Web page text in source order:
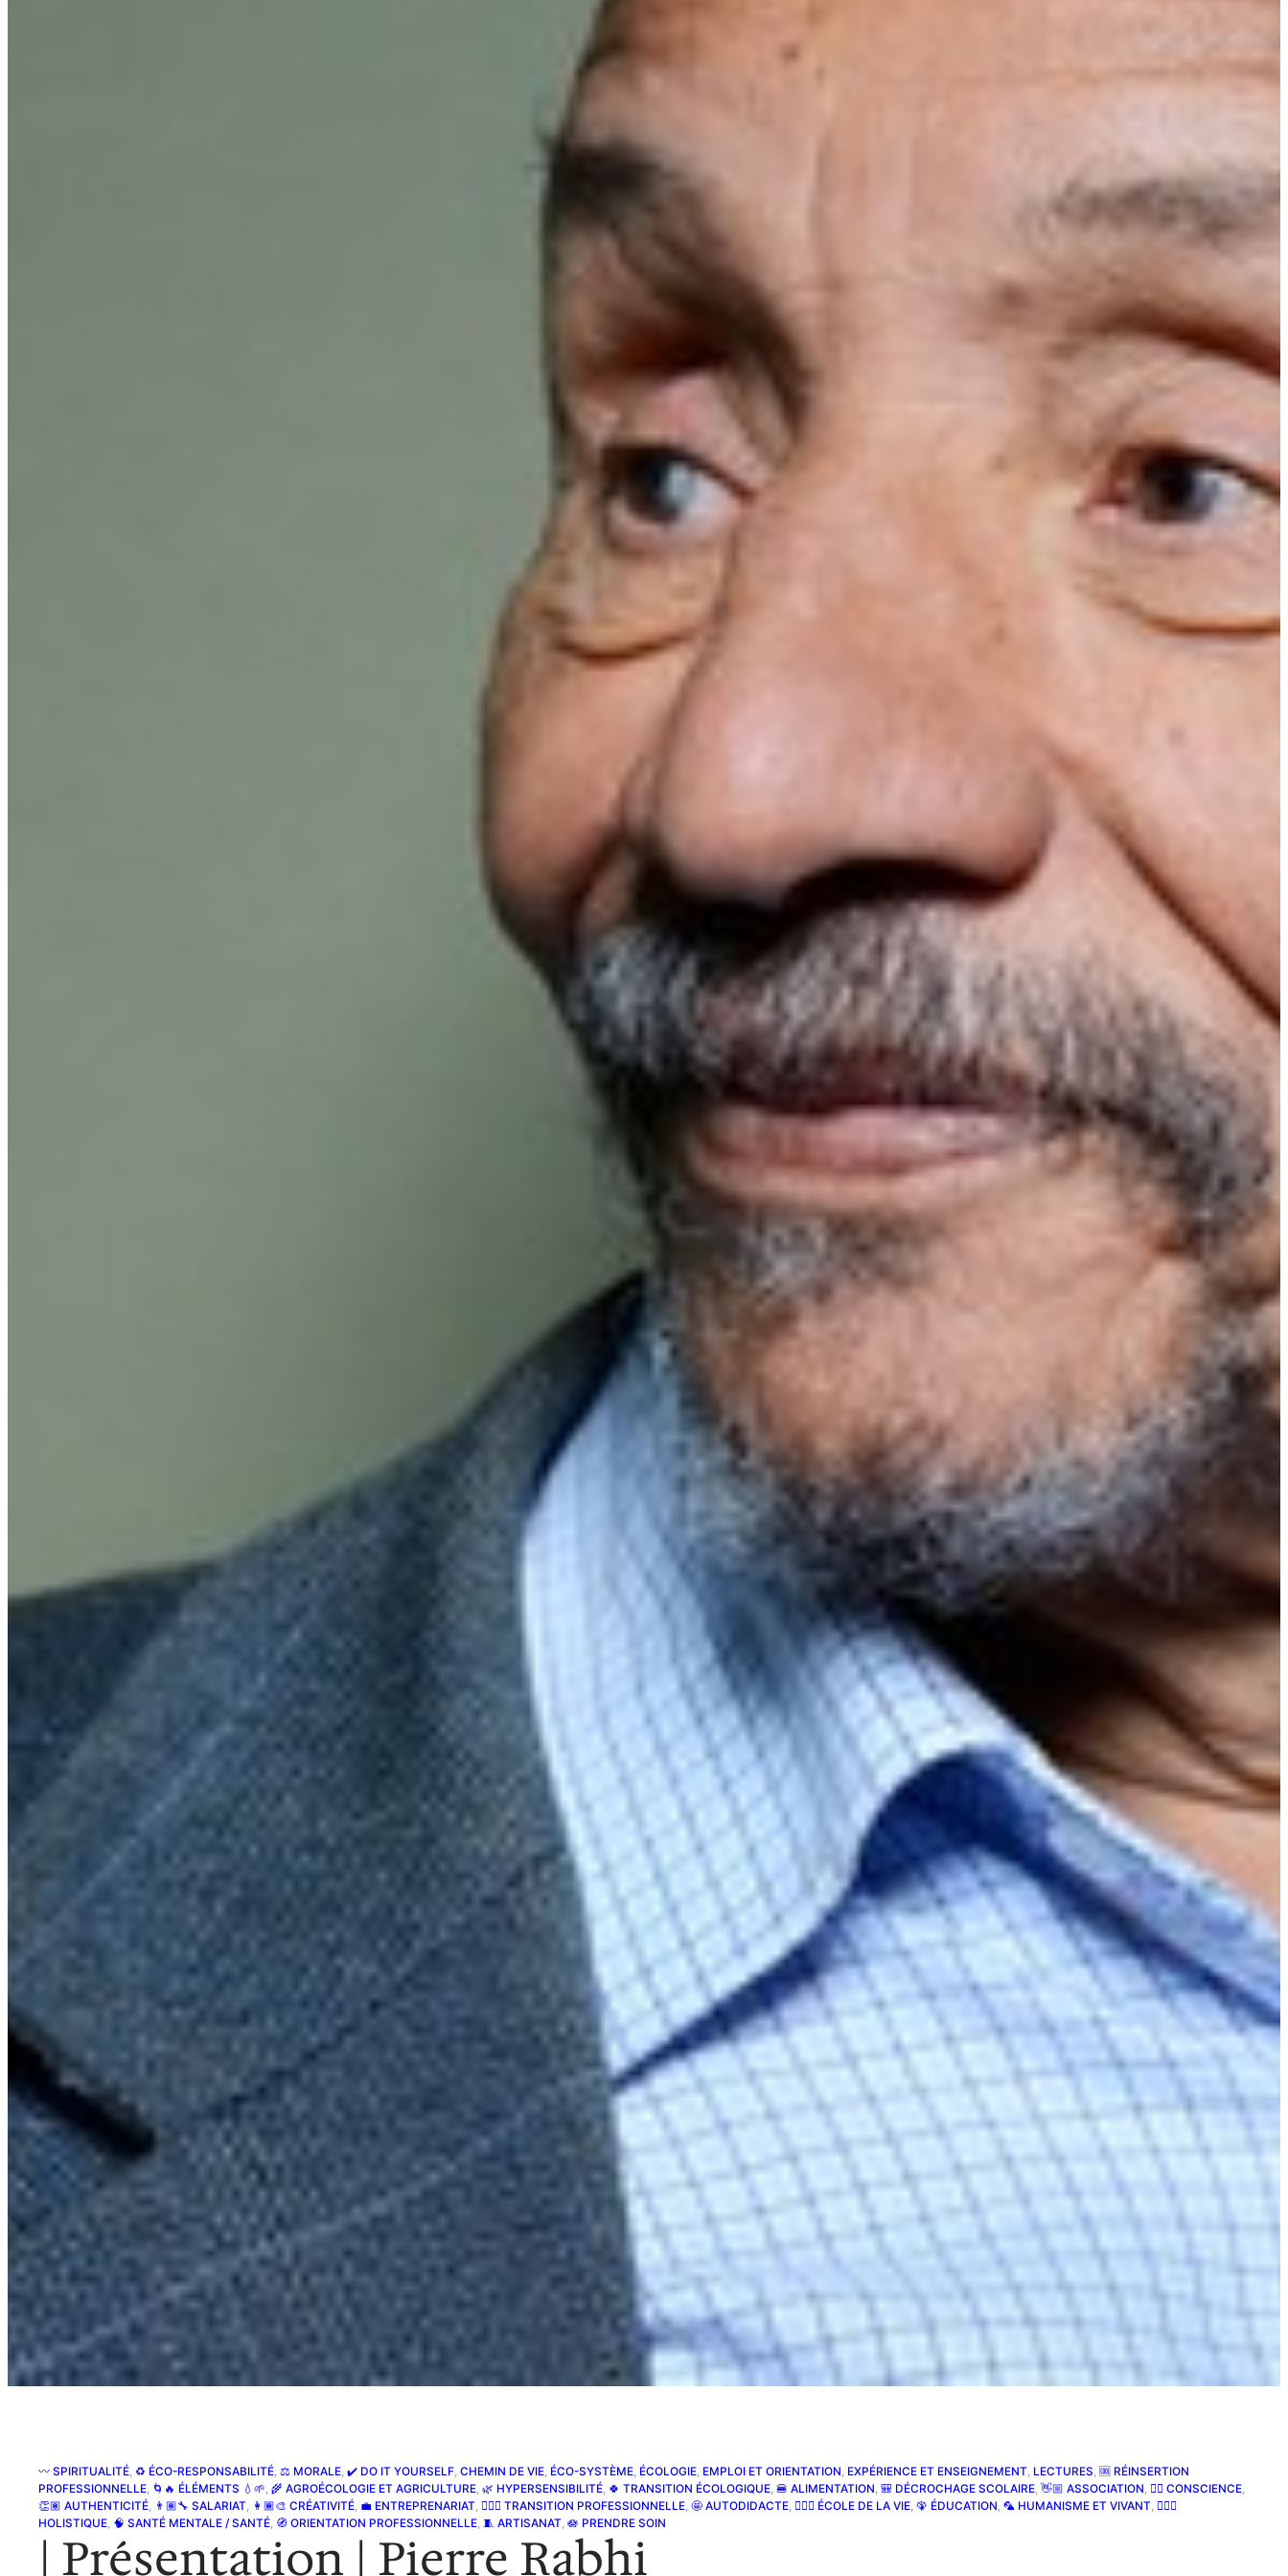
〰 SPIRITUALITÉ, ♻️ ÉCO-RESPONSABILITÉ, ⚖️ MORALE, ✔️ DO IT YOURSELF, CHEMIN DE VIE, ÉCO-SYSTÈME, ÉCOLOGIE, EMPLOI ET ORIENTATION, EXPÉRIENCE ET ENSEIGNEMENT, LECTURES, 🆒 RÉINSERTION
PROFESSIONNELLE, 🌀🔥 ÉLÉMENTS 💧🌱, 🌾 AGROÉCOLOGIE ET AGRICULTURE, 🌿 HYPERSENSIBILITÉ, 🍀 TRANSITION ÉCOLOGIQUE, 🍔 ALIMENTATION, 🎒 DÉCROCHAGE SCOLAIRE, 👋🏼 ASSOCIATION, 👍🏽 CONSCIENCE
👏🏽 AUTHENTICITÉ, 👨🏽‍🔧 SALARIAT, 👩🏾‍🎨 CRÉATIVITÉ, 💼 ENTREPRENARIAT, 🚶🏾‍♀️ TRANSITION PROFESSIONNELLE, 🤩 AUTODIDACTE, 🤸🏽‍♀️ ÉCOLE DE LA VIE, 🦚 ÉDUCATION, 🦜 HUMANISME ET VIVANT, 🧘🏽‍♀️
HOLISTIQUE, 🧠 SANTÉ MENTALE / SANTÉ, 🧭 ORIENTATION PROFESSIONNELLE, 🧵 ARTISANAT, 🪷 PRENDRE SOIN
| Présentation | Pierre Rabhi